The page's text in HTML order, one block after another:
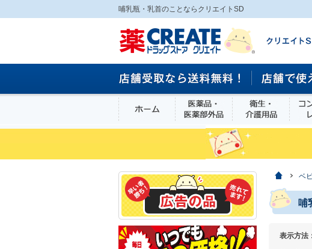
哺乳瓶・乳首のことならクリエイトSD
ホーム 医薬品・医薬部外品衛生・
ホーム
ベ
哺
表示方法